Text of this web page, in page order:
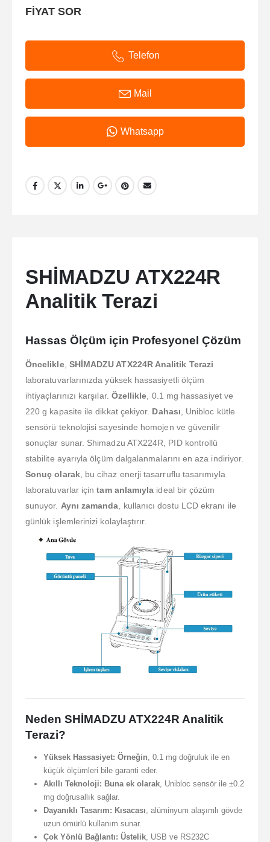
FİYAT SOR
Telefon
Mail
Whatsapp
SHİMADZU ATX224R
Analitik Terazi
Hassas Ölçüm için Profesyonel Çözüm
Öncelikle, SHİMADZU ATX224R Analitik Terazi
laboratuvarlarınızda yüksek hassasiyetli ölçüm
ihtiyaçlarınızı karşılar. Özellikle , 0.1 mg hassasiyet ve
220 g kapasite ile dikkat çekiyor. Dahası , Unibloc kütle
sensörü teknolojisi sayesinde homojen ve güvenilir
sonuçlar sunar. Shimadzu ATX224R, PID kontrollü
stabilite ayarıyla ölçüm dalgalanmalarını en aza indiriyor.
Sonuç olarak, bu cihaz enerji tasarruflu tasarımıyla
laboratuvarlar içintam anlamıyla ideal bir çözüm
sunuyor. Aynı zamanda , kullanıcı dostu LCD ekranı ile
günlük işlemlerinizi kolaylaştırır.
Neden SHİMADZU ATX224R Analitik
Terazi?
Yüksek Hassasiyet: Örneğin , 0.1 mg doğruluk ile en
küçük ölçümleri bile garanti eder.
Akıllı Teknoloji: Buna ek olarak, Unibloc sensör ile ±0.2
mg doğrusallık sağlar.
Dayanıklı Tasarım: Kısacası , alüminyum alaşımlı gövde
uzun ömürlü kullanım sunar.
Çok Yönlü Bağlantı: Üstelik, USB ve RS232C